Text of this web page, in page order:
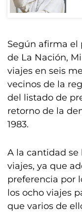
Según afirma el
de La Nación,
viajes en seis
vecinos de la
del listado de
retorno de la
1983.
A la cantidad
viajes, ya que
preferencia por
los ocho viajes
que varios de